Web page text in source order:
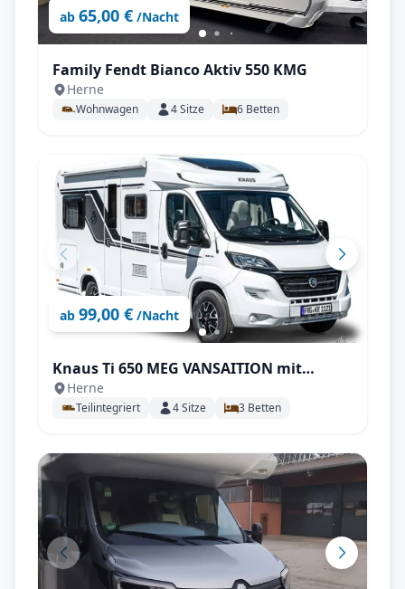
ab 65,00 € /Nacht
Family Fendt Bianco Aktiv 550 KMG
Herne
Wohnwagen 4Sitze 6 Betten
ab 99,00 € /Nacht
Knaus Ti 650 MEG VANSAITION mit
Herne
Teilintegriert 4Sitze 3 Betten